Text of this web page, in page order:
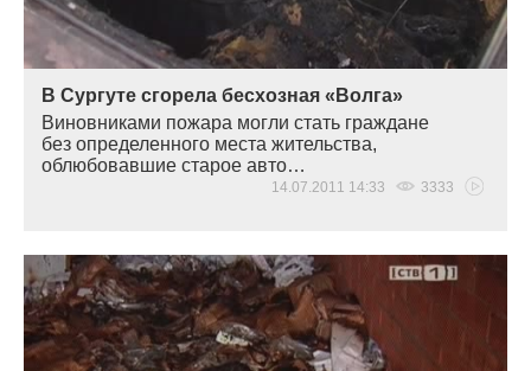
В Сургуте сгорела бесхозная «Волга»
Виновниками пожара могли стать граждане
без определенного места жительства,
облюбовавшие старое авто…
14.07.2011 14:33 3333